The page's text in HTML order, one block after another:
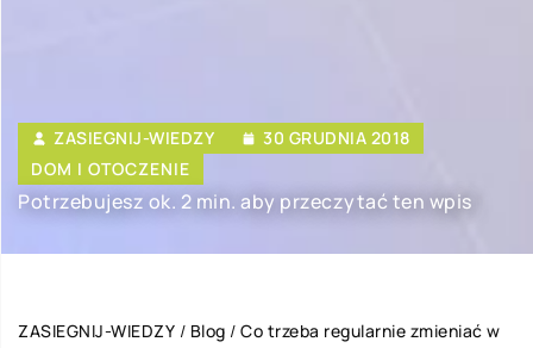
ZASIEGNIJ-WIEDZY
30 GRUDNIA 2018
DOM I OTOCZENIE
Potrzebujesz ok. 2 min. aby przeczytać ten wpis
ZASIEGNIJ-WIEDZY / Blog / Co trzeba regularnie zmieniać w